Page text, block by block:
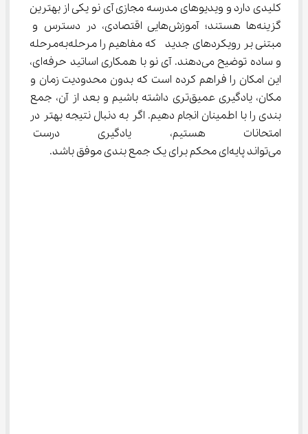
کلیدی دارد و ویدیوهای مدرسه مجازی آی نو یکی از بهترین
گزینه‌ها هستند؛ آموزش‌هایی اقتصادی، در دسترس و
مبتنی بر رویکردهای جدید  که مفاهیم را مرحله‌به‌مرحله
و ساده توضیح می‌دهند. آی نو با همکاری اساتید حرفه‌ای،
این امکان را فراهم کرده است که بدون محدودیت زمان و
مکان، یادگیری عمیق‌تری داشته باشیم و بعد از آن، جمع
بندی را با اطمینان انجام دهیم. اگر به دنبال نتیجه بهتر در
امتحانات هستیم، یادگیری
می‌تواند پایه‌ای محکم برای یک جمع بندی موفق باشد.